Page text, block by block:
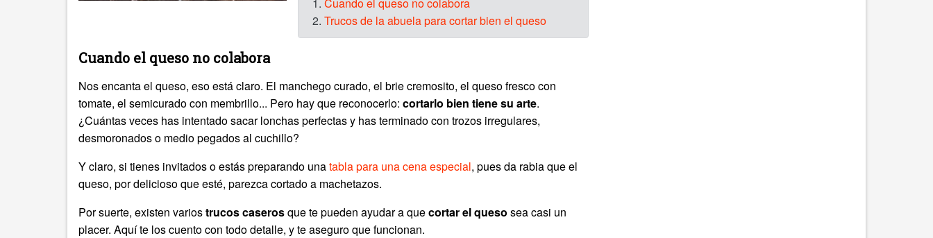
2. Trucos de la abuela para cortar bien el queso
Cuando el queso no colabora
Nos encanta el queso, eso está claro. El manchego curado, el brie cremosito, el queso fresco con
tomate, el semicurado con membrillo... Pero hay que reconocerlo: cortarlo bien tiene su arte.
¿Cuántas veces has intentado sacar lonchas perfectas y has terminado con trozos irregulares,
desmoronados o medio pegados al cuchillo?
Y claro, si tienes invitados o estás preparando unatabla para una cena especial, pues da rabia que el
queso, por delicioso que esté, parezca cortado a machetazos.
Por suerte, existen variostrucos caserosque te pueden ayudar a quecortar el queso sea casi un
placer. Aquí te los cuento con todo detalle, y te aseguro que funcionan.